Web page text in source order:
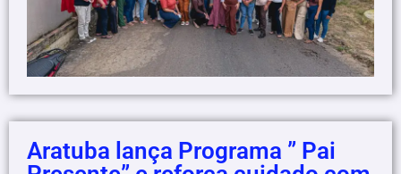
Aratuba lança Programa ” Pai